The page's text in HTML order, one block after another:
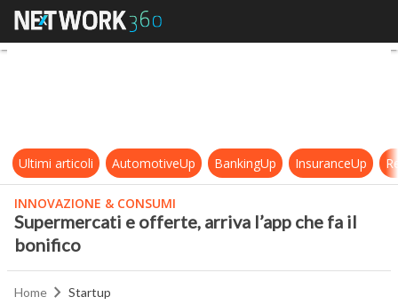
Supermercati e offerte, arriva
Ultimi articoli AutomotiveUp BankingUp InsuranceUp
INNOVAZIONE & CONSUMI
Supermercati e offerte, arriva l’app che fa il
bonifico
Home Startup